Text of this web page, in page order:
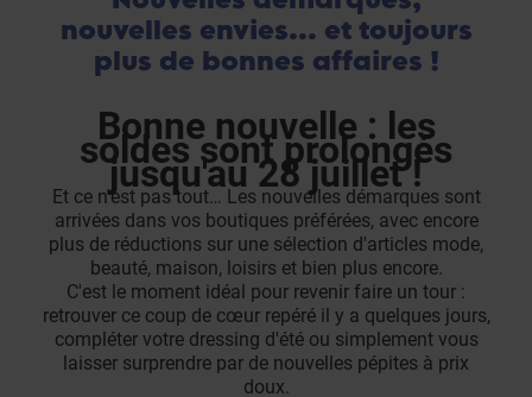
nouvelles envies... et toujours
plus de bonnes affaires !
Bonne nouvelle : les
soldes sont prolongés
jusqu'au 28 juillet !
Et ce n'est pas tout… Les nouvelles démarques sont
arrivées dans vos boutiques préférées, avec encore
plus de réductions sur une sélection d'articles mode,
beauté, maison, loisirs et bien plus encore.
C'est le moment idéal pour revenir faire un tour :
retrouver ce coup de cœur repéré il y a quelques jours,
compléter votre dressing d'été ou simplement vous
laisser surprendre par de nouvelles pépites à prix
doux.